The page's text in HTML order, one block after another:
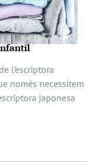
l’escriptora
només necessitem
japonesa